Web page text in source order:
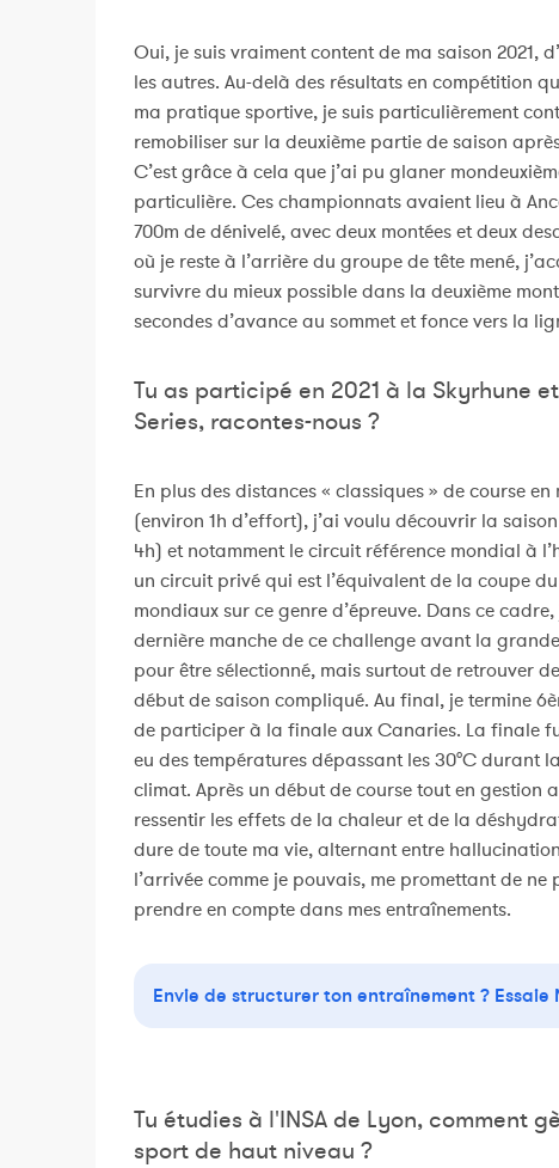
Oui, je suis vraiment content de ma saison 2021,
les autres. Au-delà des résultats en compétition
ma pratique sportive, je suis particulièrement
remobiliser sur la deuxième partie de saison
C’est grâce à cela que j’ai pu glaner
particulière. Ces championnats avaient lieu à
700m de dénivelé, avec deux montées et deux
où je reste à l’arrière du groupe de tête mené,
survivre du mieux possible dans la deuxième
secondes d’avance au sommet et fonce vers la
Tu as participé en 2021 à la Skyrhune
Series, racontes-nous ?
En plus des distances « classiques » de course
(environ 1h d’effort), j’ai voulu découvrir la
4h) et notamment le circuit référence mondial à
un circuit privé qui est l’équivalent de la coupe
mondiaux sur ce genre d’épreuve. Dans ce
dernière manche de ce challenge avant la
pour être sélectionné, mais surtout de retrouver
début de saison compliqué. Au final, je termine
de participer à la finale aux Canaries. La finale
eu des températures dépassant les 30°C durant
climat. Après un début de course tout en gestion
ressentir les effets de la chaleur et de la
dure de toute ma vie, alternant entre
l’arrivée comme je pouvais, me promettant de
prendre en compte dans mes entraînements.
Envie de structurer ton entraînement ?
Tu étudies à l'INSA de Lyon, comment
sport de haut niveau ?